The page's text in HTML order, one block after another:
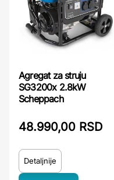
Agregat za struju
SG3200x 2.8kW
Scheppach
48.990,00 RSD
Detaljnije